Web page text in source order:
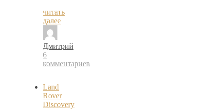
читать
далее
Дмитрий
6
комментариев
Land
Rover
Discovery